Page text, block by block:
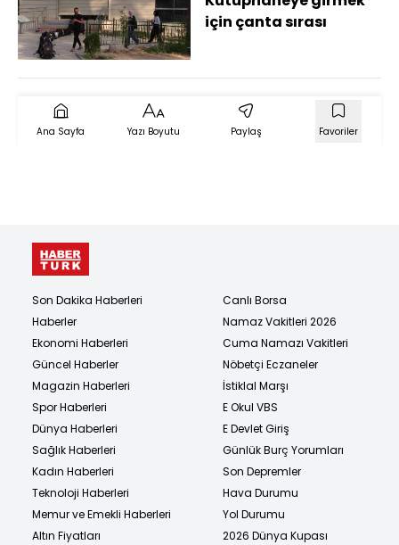
için çanta sırası
Ana Sayfa Yazı Boyutu Paylaş Favoriler
Son Dakika Haberleri
Haberler
Ekonomi Haberleri
Güncel Haberler
Magazin Haberleri
Spor Haberleri
Dünya Haberleri
Sağlık Haberleri
Kadın Haberleri
Teknoloji Haberleri
Memur ve Emekli Haberleri
Altın Fiyatları
Canlı Borsa
Namaz Vakitleri 2026
Cuma Namazı Vakitleri
Nöbetçi Eczaneler
İstiklal Marşı
E Okul VBS
E Devlet Giriş
Günlük Burç Yorumları
Son Depremler
Hava Durumu
Yol Durumu
2026 Dünya Kupası